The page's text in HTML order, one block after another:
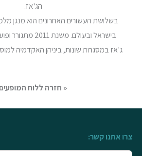
הג'אז.
בשלושת העשורים האחרונים הוא מנגן
בישראל ובעולם.
ג'אז במסגרות שונות, ביניהן האקדמיה
« חזרה ללוח
צרו אתנו קשר: